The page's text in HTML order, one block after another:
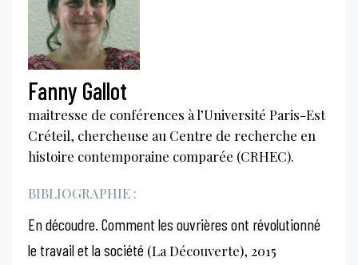
Fanny Gallot
maitresse de conférences à l’Université Paris-Est
Créteil, chercheuse au Centre de recherche en
histoire contemporaine comparée (CRHEC).
BIBLIOGRAPHIE :
En découdre. Comment les ouvrières ont révolutionné
le travail et la société (La Découverte), 2015